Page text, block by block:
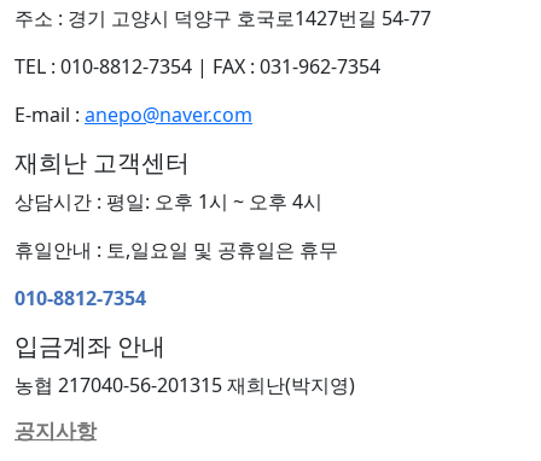
주소 : 경기 고양시 덕양구 호국로1427번길 54-77
TEL : 010-8812-7354 | FAX : 031-962-7354
E-mail : anepo@naver.com
재희난 고객센터
상담시간 : 평일: 오후 1시 ~ 오후 4시
휴일안내 : 토,일요일 및 공휴일은 휴무
010-8812-7354
입금계좌 안내
농협 217040-56-201315 재희난(박지영)
공지사항